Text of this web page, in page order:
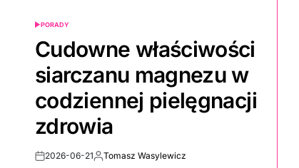
POSTED
PORADY
Cudowne właściwości
siarczanu magnezu w
codziennej pielęgnacji
zdrowia
Post2026-06-21By:Tomasz Wasylewicz